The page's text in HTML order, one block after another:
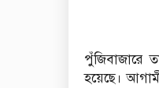
পুঁজিবাজারে
হয়েছে।